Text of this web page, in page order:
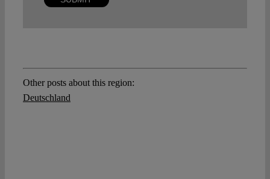
Other posts about this region:
Deutschland